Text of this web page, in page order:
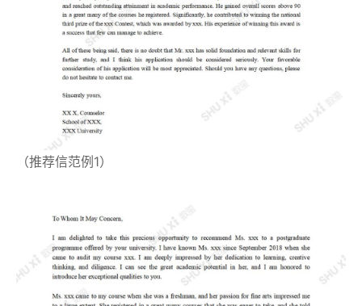
（推荐信范例1）